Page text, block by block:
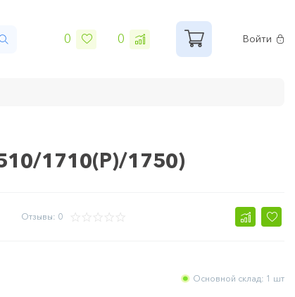
0 0 Войти
1710(P)/1750)
Отзывы: 0
Основной склад: 1 шт